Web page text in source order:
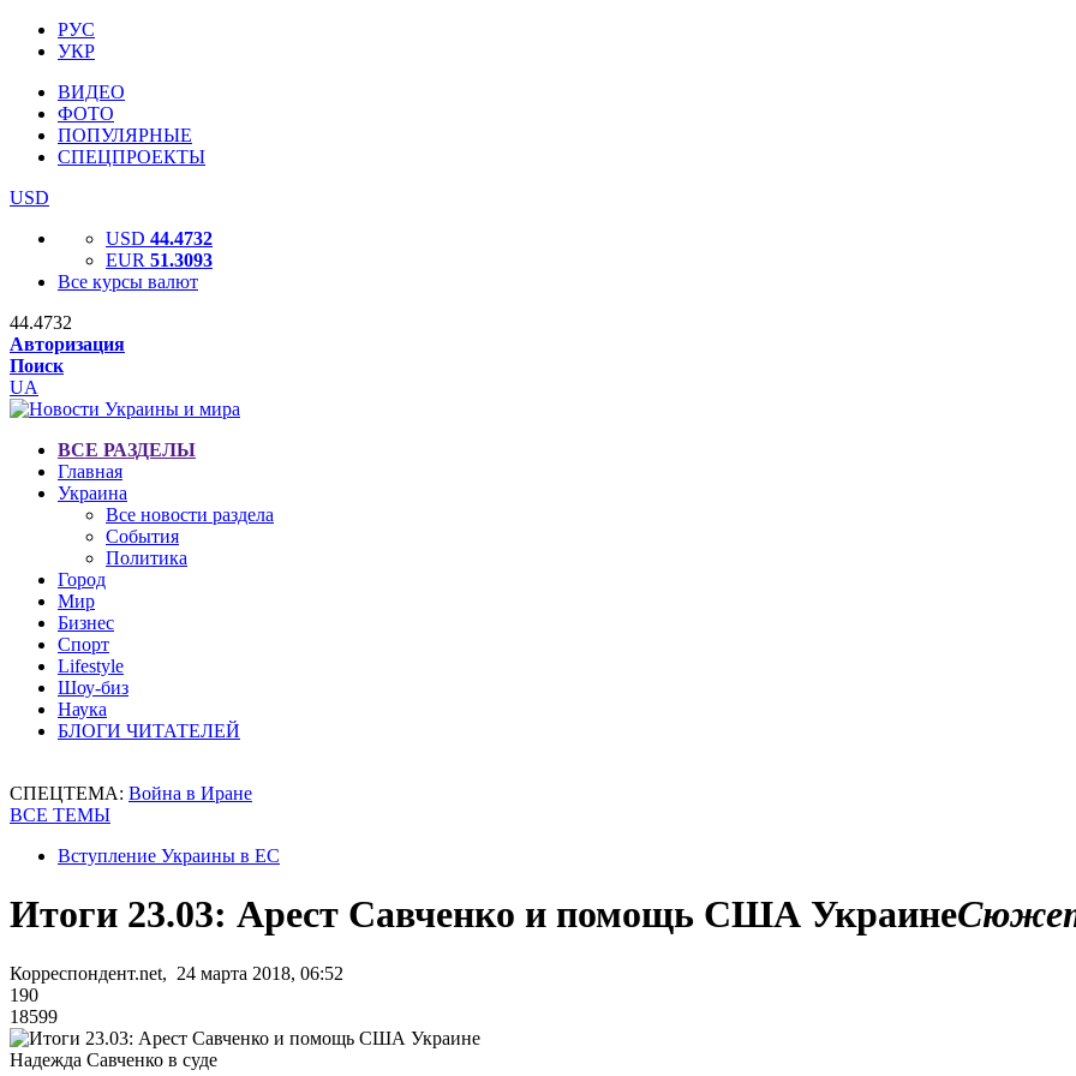
РУС
УКР
ВИДЕО
ФОТО
ПОПУЛЯРНЫЕ
СПЕЦПРОЕКТЫ
USD
USD 44.4732
EUR 51.3093
Все курсы валют
44.4732
Авторизация
Поиск
UA
ВСЕ РАЗДЕЛЫ
Главная
Украина
Все новости раздела
События
Политика
Город
Мир
Бизнес
Спорт
Lifestyle
Шоу-биз
Наука
БЛОГИ ЧИТАТЕЛЕЙ
СПЕЦТЕМА: Война в Иране
ВСЕ ТЕМЫ
Вступление Украины в ЕС
Итоги 23.03: Арест Савченко и помощь США Украине
Корреспондент.net, 24 марта 2018, 06:52
190
18599
Надежда Савченко в суде